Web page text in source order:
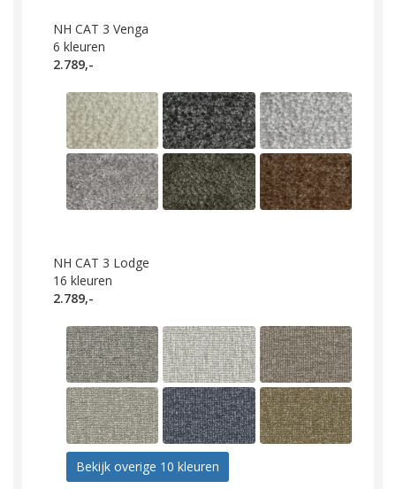
NH CAT 3 Venga
6 kleuren
2.789,-
NH CAT 3 Lodge
16 kleuren
2.789,-
Bekijk overige 10 kleuren